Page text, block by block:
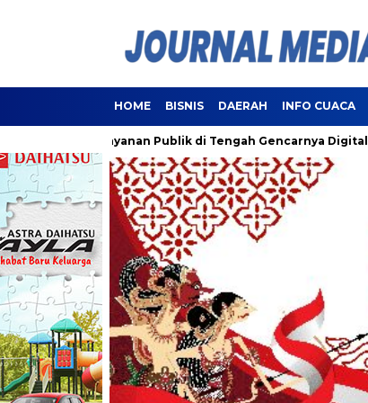
HOME BISNIS DAERAH INFO CUACA
Pelayanan Publik di Tengah Gencarnya Digitalisasi